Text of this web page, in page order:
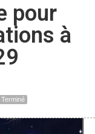
pour
à
Terminé